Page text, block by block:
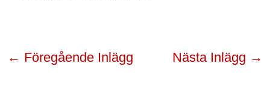
← Föregående Inlägg Nästa Inlägg →